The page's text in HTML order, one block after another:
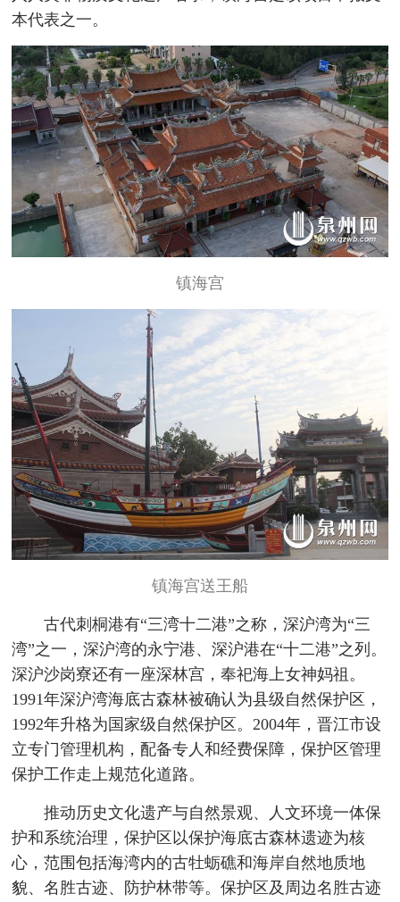
本代表之一。
镇海宫
镇海宫送王船
古代刺桐港有“三湾十二港”之称，深沪湾为“三
湾”之一，深沪湾的永宁港、深沪港在“十二港”之列。
深沪沙岗寮还有一座深林宫，奉祀海上女神妈祖。
1991年深沪湾海底古森林被确认为县级自然保护区，
1992年升格为国家级自然保护区。2004年，晋江市设
立专门管理机构，配备专人和经费保障，保护区管理
保护工作走上规范化道路。
推动历史文化遗产与自然景观、人文环境一体保
护和系统治理，保护区以保护海底古森林遗迹为核
心，范围包括海湾内的古牡蛎礁和海岸自然地质地
貌、名胜古迹、防护林带等。保护区及周边名胜古迹